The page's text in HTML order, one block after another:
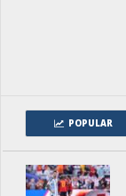
POPULAR